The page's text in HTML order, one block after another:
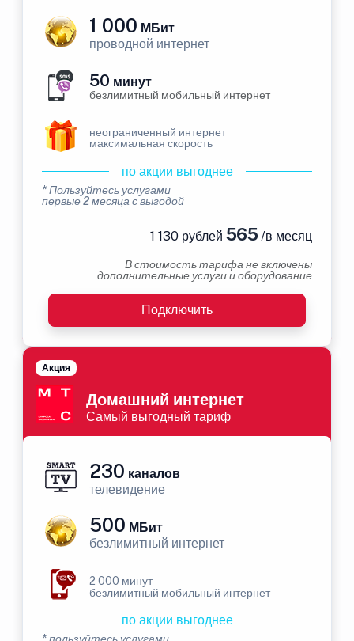
1 000 МБит
проводной интернет
50 минут
безлимитный мобильный интернет
неограниченный интернет
максимальная скорость
по акции выгоднее
* Пользуйтесь услугами
первые 2 месяца с выгодой
1 130 рублей565 /в месяц
В стоимость тарифа не включены
дополнительные услуги и оборудование
Подключить
Домашний интернет
Самый выгодный тариф
Акция
230 каналов
телевидение
500 МБит
безлимитный интернет
2 000 минут
безлимитный мобильный интернет
по акции выгоднее
* пользуйтесь услугами